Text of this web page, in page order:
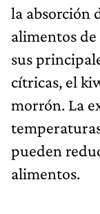
la absorción
alimentos
sus
cítricas, el
morrón. La
pueden
alimentos.